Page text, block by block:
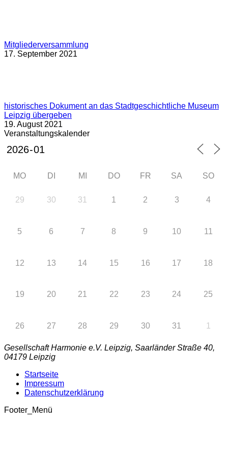
Mitgliederversammlung
17. September 2021
historisches Dokument an das Stadtgeschichtliche Museum
Leipzig übergeben
19. August 2021
Veranstaltungskalender
MO DI MI DO FR SA SO
29 30 31 1 2 3 4
5 6 7 8 9 10 11
12 13 14 15 16 17 18
19 20 21 22 23 24 25
26 27 28 29 30 31 1
Gesellschaft Harmonie e.V. Leipzig, Saarländer Straße 40,
04179 Leipzig
Startseite
Impressum
Datenschutzerklärung
Footer_Menü